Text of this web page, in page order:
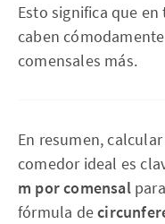
Esto significa que
caben
comensales más.
En resumen,
comedor ideal es
m por comensal
fórmula de